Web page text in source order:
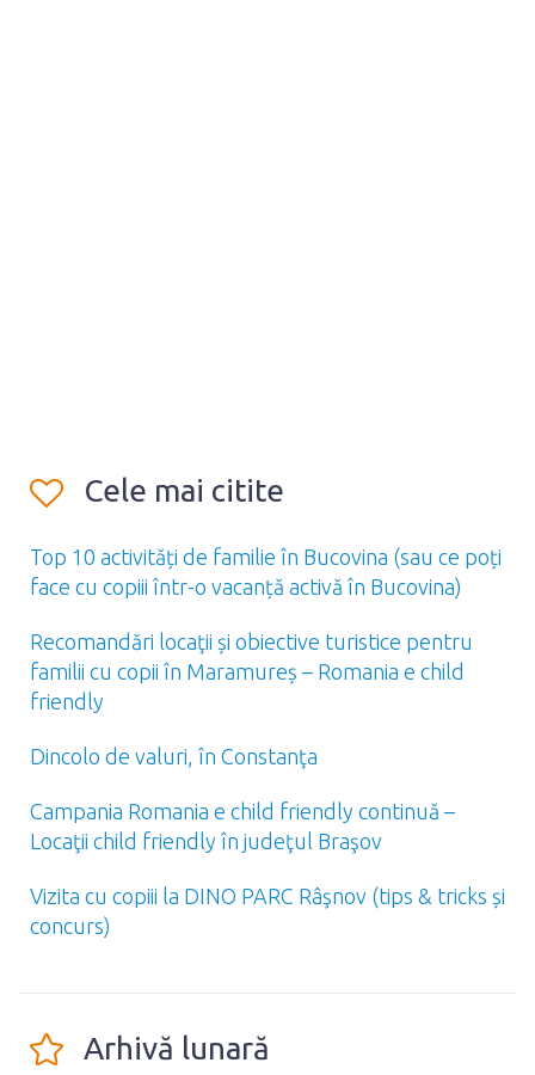
Cele mai citite
Top 10 activități de familie în Bucovina (sau ce poți
face cu copiii într-o vacanță activă în Bucovina)
Recomandări locaţii și obiective turistice pentru
familii cu copii în Maramureș – Romania e child
friendly
Dincolo de valuri, în Constanţa
Campania Romania e child friendly continuă –
Locaţii child friendly în judeţul Braşov
Vizita cu copiii la DINO PARC Râşnov (tips & tricks și
concurs)
Arhivă lunară